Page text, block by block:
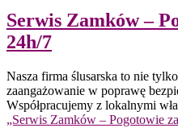
Serwis Zamków –
24h/7
Nasza firma ślusarska to nie
zaangażowanie w poprawę
Współpracujemy z lokalnymi
„Serwis Zamków – Pogotowie